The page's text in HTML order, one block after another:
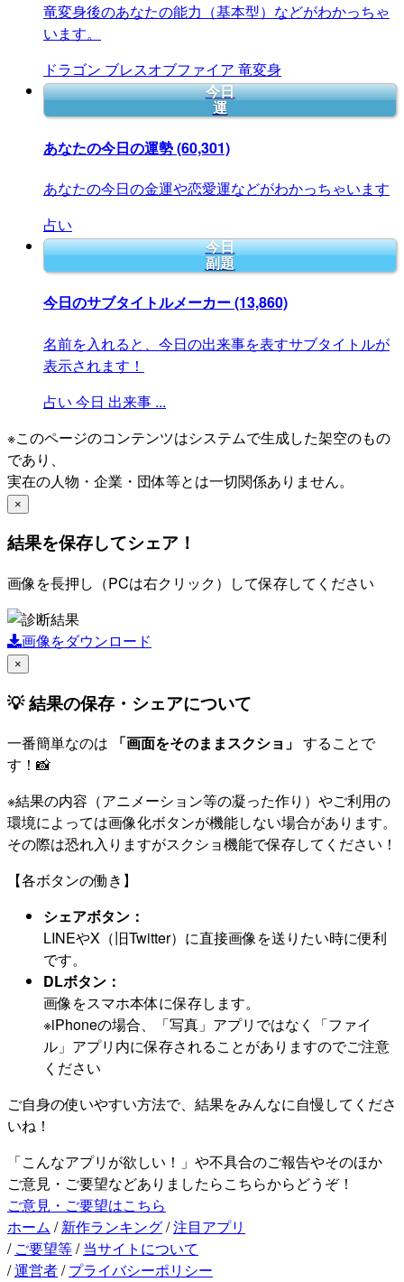
竜変身後のあなたの能力（基本型）などがわかっちゃ
います。
ドラゴン ブレスオブファイア 竜変身
今日
運
あなたの今日の運勢(60,301)
あなたの今日の金運や恋愛運などがわかっちゃいます
占い
今日
副題
今日のサブタイトルメーカー(13,860)
名前を入れると、今日の出来事を表すサブタイトルが
表示されます！
占い 今日 出来事 ...
※このページのコンテンツはシステムで生成した架空のもの
であり、
実在の人物・企業・団体等とは一切関係ありません。
×
結果を保存してシェア！
画像を長押し（PCは右クリック）して保存してください
画像をダウンロード
×
💡 結果の保存・シェアについて
一番簡単なのは 「画面をそのままスクショ」 することで
す！📸
※結果の内容（アニメーション等の凝った作り）やご利用の
環境によっては画像化ボタンが機能しない場合があります。
その際は恐れ入りますがスクショ機能で保存してください！
【各ボタンの働き】
シェアボタン：
LINEやX（旧Twitter）に直接画像を送りたい時に便利
です。
DLボタン：
画像をスマホ本体に保存します。
※iPhoneの場合、「写真」アプリではなく「ファイ
ル」アプリ内に保存されることがありますのでご注意
ください
ご自身の使いやすい方法で、結果をみんなに自慢してくださ
いね！
「こんなアプリが欲しい！」や不具合のご報告やそのほか
ご意見・ご要望などありましたらこちらからどうぞ！
ご意見・ご要望はこちら
ホーム / 新作ランキング/注目アプリ
/ ご要望等/ 当サイトについて
/運営者/ プライバシーポリシー